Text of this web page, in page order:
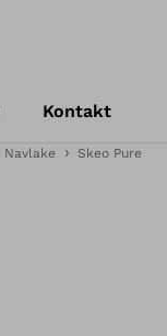
Kontakt
Navlake Skeo Pure